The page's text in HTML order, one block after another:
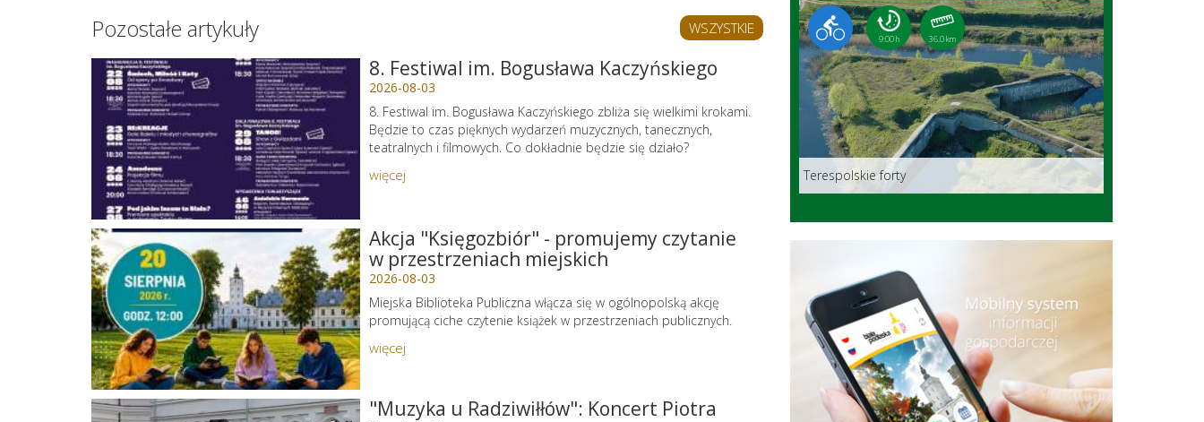
Pozostałe artykuły WSZYSTKIE
8. Festiwal im. Bogusława Kaczyńskiego
2026-08-03
8. Festiwal im. Bogusława Kaczyńskiego zbliża się wielkimi krokami.
Będzie to czas pięknych wydarzeń muzycznych, tanecznych,
teatralnych i filmowych. Co dokładnie będzie się działo?
więcej
Akcja "Księgozbiór" - promujemy czytanie
w przestrzeniach miejskich
2026-08-03
Miejska Biblioteka Publiczna włącza się w ogólnopolską akcję
promującą ciche czytenie książek w przestrzeniach publicznych.
więcej
"Muzyka u Radziwiłłów": Koncert Piotra
9:00 h 36.0 km
Terespolskie forty